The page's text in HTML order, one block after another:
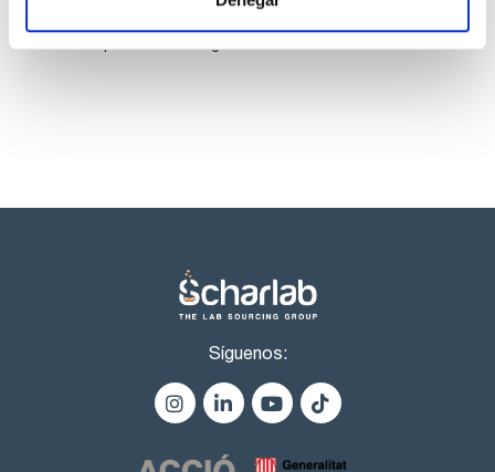
core-shell incluye más de 200 columnas y precolumnas con
Los productos marcados con esta imagen son
Síguenos: